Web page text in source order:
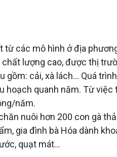
các mô hình ở địa
lượng cao, được thị
gồm: cải, xà lách... Quá
quanh năm. Từ
năm.
nuôi hơn 200 con gà
gia đình bà Hóa dành
quạt mát...